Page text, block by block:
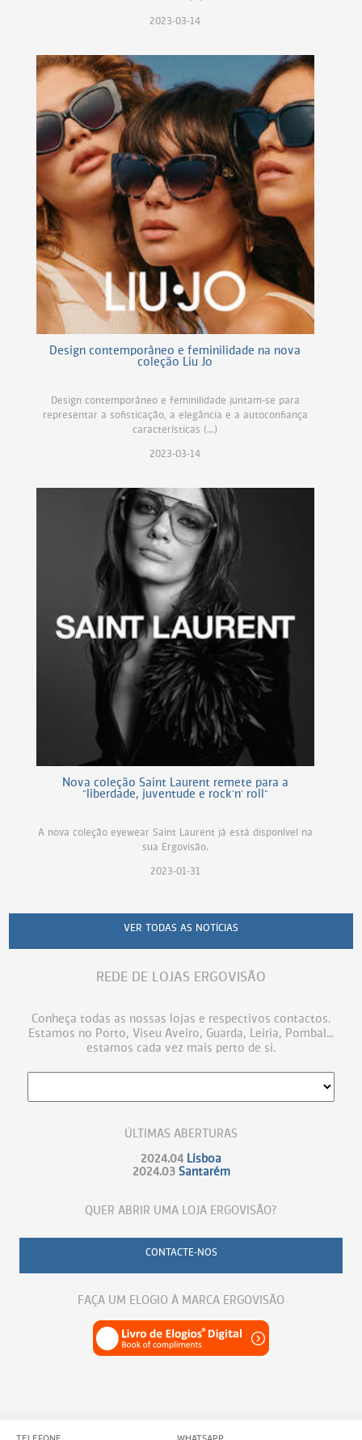
2023-03-14
Design contemporâneo e feminilidade na nova
coleção Liu Jo
Design contemporâneo e feminilidade juntam-se para
representar a sofisticação, a elegância e a autoconfiança
características (...)
2023-03-14
Nova coleção Saint Laurent remete para a
"liberdade, juventude e rock'n' roll"
A nova coleção eyewear Saint Laurent já está disponível na
sua Ergovisão.
2023-01-31
VER TODAS AS NOTÍCIAS
REDE DE LOJAS ERGOVISÃO
Conheça todas as nossas lojas e respectivos contactos.
Estamos no Porto, Viseu Aveiro, Guarda, Leiria, Pombal...
estamos cada vez mais perto de si.
ÚLTIMAS ABERTURAS
2024.04 Lisboa
2024.03 Santarém
QUER ABRIR UMA LOJA ERGOVISÃO?
CONTACTE-NOS
FAÇA UM ELOGIO À MARCA ERGOVISÃO